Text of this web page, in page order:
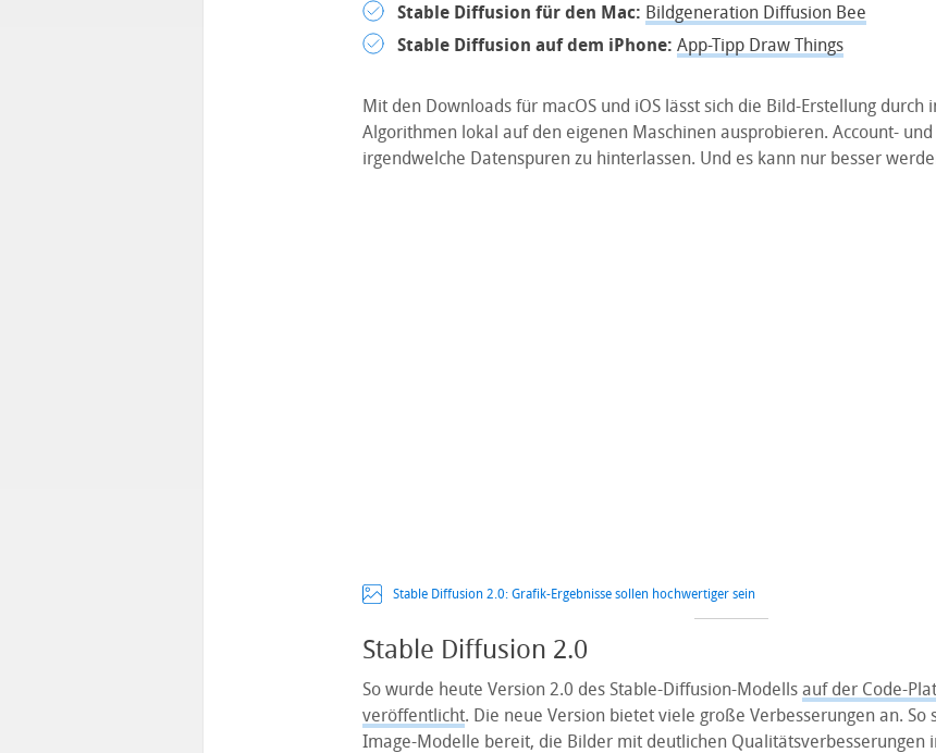
Stable Diffusion für den Mac: Bildgeneration Diffusion Bee
Stable Diffusion auf dem iPhone: App-Tipp Draw Things
Mit den Downloads für macOS und iOS lässt sich die Bild-Erstellung durch
Algorithmen lokal auf den eigenen Maschinen ausprobieren. Account-
irgendwelche Datenspuren zu hinterlassen. Und es kann nur besser
Stable Diffusion 2.0: Grafik-Ergebnisse sollen hochwertiger sein
Stable Diffusion 2.0
So wurde heute Version 2.0 des Stable-Diffusion-Modells auf der Code-
veröffentlicht. Die neue Version bietet viele große Verbesserungen an. So
Image-Modelle bereit, die Bilder mit deutlichen Qualitätsverbesserungen